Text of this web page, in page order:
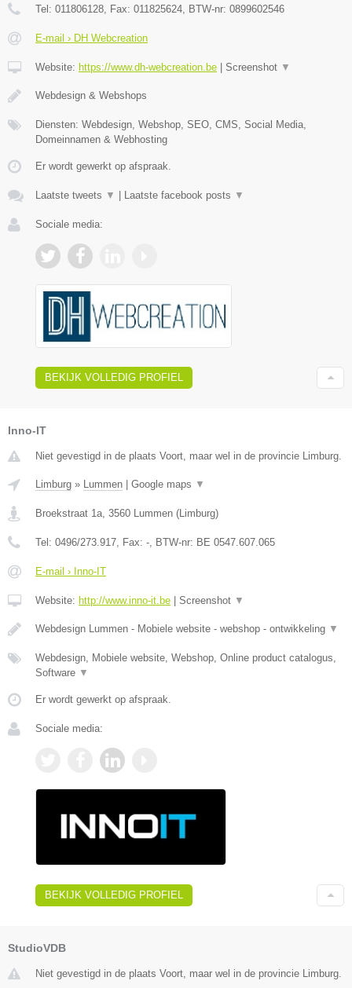
Tel: 011806128 , Fax: 011825624 , BTW-nr: 0899602546
E-mail › DH Webcreation
Website: https://www.dh-webcreation.be | Screenshot ▼
Webdesign & Webshops
Diensten: Webdesign, Webshop, SEO, CMS, Social Media,
Domeinnamen & Webhosting
Er wordt gewerkt op afspraak.
Laatste tweets ▼ | Laatste facebook posts ▼
Sociale media:
BEKIJK VOLLEDIG PROFIEL
Inno-IT
Niet gevestigd in de plaats Voort, maar wel in de provincie Limburg.
Limburg » Lummen Google maps ▼
Broekstraat 1a, 3560 Lummen (Limburg)
Tel: 0496/273.917, Fax: -, BTW-nr: BE 0547.607.065
E-mail › Inno-IT
Website: http://www.inno-it.be Screenshot ▼
Webdesign Lummen - Mobiele website - webshop - ontwikkeling ▼
Webdesign, Mobiele website, Webshop, Online product catalogus,
Software ▼
Er wordt gewerkt op afspraak.
Sociale media:
BEKIJK VOLLEDIG PROFIEL
StudioVDB
Niet gevestigd in de plaats Voort, maar wel in de provincie Limburg.